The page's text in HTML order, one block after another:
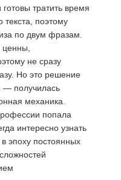
тратить время
текста, поэтому
по двум фразам.
не сразу
Но это решение
— получилась
механика.
попала
интересно узнать
эпоху постоянных